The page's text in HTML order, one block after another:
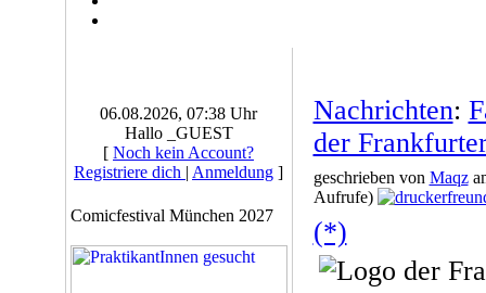
06.08.2026, 07:38 Uhr
Hallo _GUEST
[ Noch kein Account?
Registriere dich | Anmeldung ]
Comicfestival München 2027
Nachrichten:
der
geschrieben von Maqz
Aufrufe)
(*)